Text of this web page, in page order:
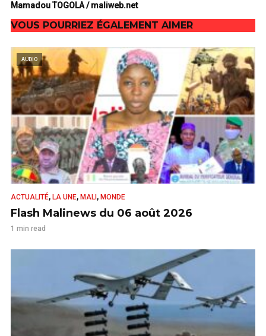
Mamadou TOGOLA / maliweb.net
VOUS POURRIEZ ÉGALEMENT AIMER
AUDIO
ACTUALITÉ, LA UNE, MALI , MONDE
Flash Malinews du 06 août 2026
1 min read